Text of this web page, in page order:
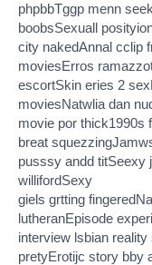
phpbbTggp menn
boobsSexuall
city nakedAnnal cclip
moviesErros
escortSkin eries 2
moviesNatwlia dan
movie por thick1990s
breat
pusssy andd titSeexy
willifordSexy
giels grtting
lutheranEpisode
interview lsbian
pretyErotijc story bby